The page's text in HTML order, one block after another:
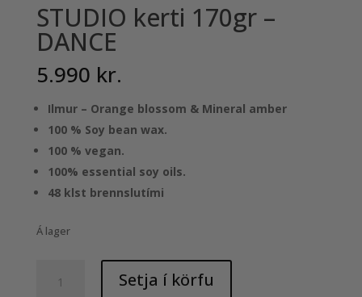
STUDIO kerti 170gr –
DANCE
5.990 kr.
Ilmur – Orange blossom & Mineral amber
100 % Soy bean wax.
100 % vegan.
100% essential soy oils.
48 klst brennslutími
Á lager
Setja í körfu